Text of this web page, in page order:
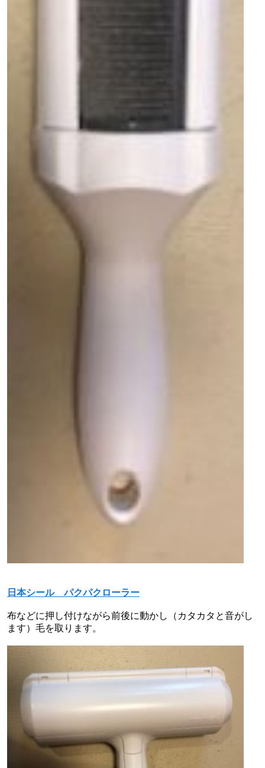
日本シール パクパクローラー
布などに押し付けながら前後に動かし（カタカタと音がし
ます）毛を取ります。